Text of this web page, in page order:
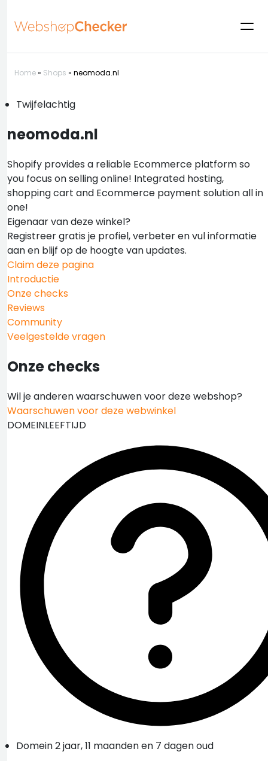
Home» Shops » neomoda.nl
Twijfelachtig
neomoda.nl
Shopify provides a reliable Ecommerce platform so
you focus on selling online! Integrated hosting,
shopping cart and Ecommerce payment solution all in
one!
Eigenaar van deze winkel?
Registreer gratis je profiel, verbeter en vul informatie
aan en blijf op de hoogte van updates.
Claim deze pagina
Introductie
Onze checks
Reviews
Community
Veelgestelde vragen
Onze checks
Wil je anderen waarschuwen voor deze webshop?
Waarschuwen voor deze webwinkel
DOMEINLEEFTIJD
Domein 2 jaar, 11 maanden en 7 dagen oud